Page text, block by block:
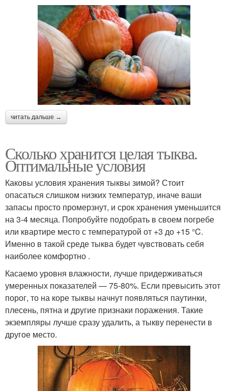
читать дальше →
Сколько хранится целая тыква.
Оптимальные условия
Каковы условия хранения тыквы зимой? Стоит
опасаться слишком низких температур, иначе ваши
запасы просто промерзнут, и срок хранения уменьшится
на 3-4 месяца. Попробуйте подобрать в своем погребе
или квартире место с температурой от +3 до +15 °C.
Именно в такой среде тыква будет чувствовать себя
наиболее комфортно .
Касаемо уровня влажности, лучше придерживаться
умеренных показателей — 75-80%. Если превысить этот
порог, то на коре тыквы начнут появляться паутинки,
плесень, пятна и другие признаки поражения. Такие
экземпляры лучше сразу удалить, а тыкву перенести в
другое место.